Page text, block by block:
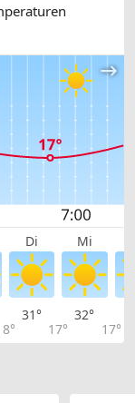
Di Mi
31°
17°
32°
17°